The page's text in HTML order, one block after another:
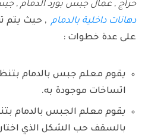
حراج , عمال جبس بورد الدمام ,
دهانات داخلية بالدمام , حيث يتم
على عدة خطوات :
يقوم معلم جبس بالدمام
اتساخات موجودة به.
يقوم معلم الجبس بالدمام
بالسقف حب الشكل الذي